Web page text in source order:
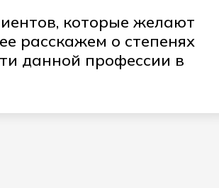
которые желают
расскажем о степенях
данной профессии в